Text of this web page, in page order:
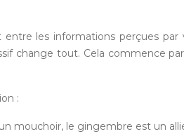
les informations perçues
change tout. Cela commence
:
mouchoir, le gingembre est un